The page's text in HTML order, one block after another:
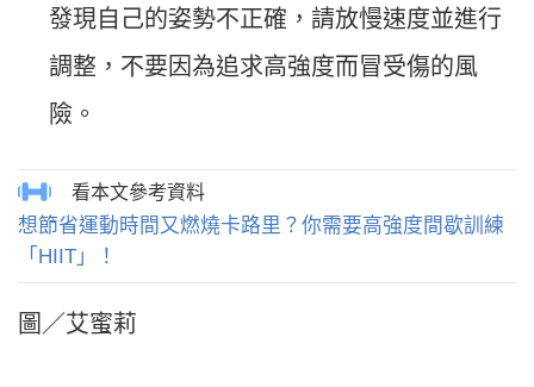
發現自己的姿勢不正確，請放慢速度並進行
調整，不要因為追求高強度而冒受傷的風
險。
想節省運動時間又燃燒卡路里？你需要高強度間歇訓練
「HIIT」！
圖／艾蜜莉